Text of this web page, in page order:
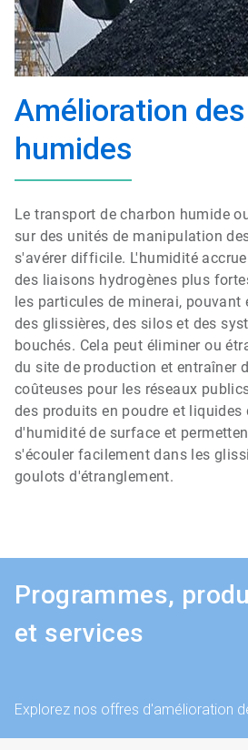
Amélioration
humides
Le transport de charbon humide
sur des unités de manipulation
s'avérer difficile. L'humidité
des liaisons hydrogènes plus
les particules de minerai, pouvant
des glissières, des silos et des
bouchés. Cela peut éliminer ou
du site de production et entraîner
coûteuses pour les réseaux
des produits en poudre et
d'humidité de surface et
s'écouler facilement dans les
goulots d'étranglement.
Programmes,
et services
Explorez nos offres d'amélioration